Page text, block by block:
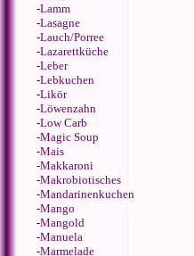
-Lamm
-Lasagne
-Lauch/Porree
-Lazarettküche
-Leber
-Lebkuchen
-Likör
-Löwenzahn
-Low Carb
-Magic Soup
-Mais
-Makkaroni
-Makrobiotisches
-Mandarinenkuchen
-Mango
-Mangold
-Manuela
-Marmelade